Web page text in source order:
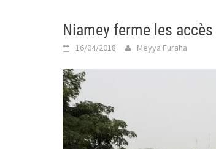
Niamey ferme les
16/04/2018 Meyya Furaha